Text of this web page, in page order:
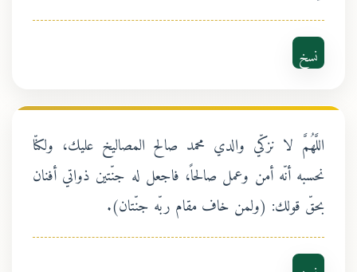
نسخ
اللَّهُمَّ لا نزكّي والدي محمد صالح المصاليخ عليك، ولكنّا
نحسبه أنّه أمن وعمل صالحاً، فاجعل له جنّتين ذواتي أفنان
بحقّ قولك: (ولمن خاف مقام ربّه جنّتان).